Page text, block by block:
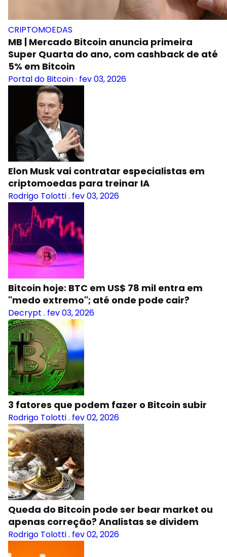
CRIPTOMOEDAS
MB | Mercado Bitcoin anuncia primeira
Super Quarta do ano, com cashback de até
5% em Bitcoin
Portal do Bitcoin· fev 03, 2026
Elon Musk vai contratar especialistas em
criptomoedas para treinar IA
Rodrigo Tolotti. fev 03, 2026
Bitcoin hoje: BTC em US$ 78 mil entra em
"medo extremo"; até onde pode cair?
Decrypt . fev 03, 2026
3 fatores que podem fazer o Bitcoin subir
Rodrigo Tolotti. fev 02, 2026
Queda do Bitcoin pode ser bear market ou
apenas correção? Analistas se dividem
Rodrigo Tolotti. fev 02, 2026